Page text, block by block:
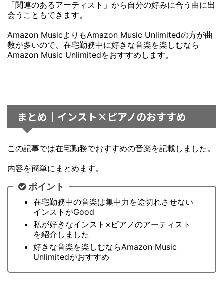
「関連のあるアーティスト」から自分の好みに合う曲に出
会うこともできます。
Amazon MusicよりもAmazon Music Unlimitedの方が曲
数が多いので、在宅勤務中に好きな音楽を楽しむなら
Amazon Music Unlimitedをおすすめします。
まとめ｜インスト×ピアノのおすすめ
この記事では在宅勤務でおすすめの音楽を記載しました。
内容を簡単にまとめます。
ポイント
在宅勤務中の音楽は集中力を途切れさせない
インストがGood
私が好きなインスト×ピアノのアーティスト
を紹介しました
好きな音楽を楽しむならAmazon Music
Unlimitedがおすすめ